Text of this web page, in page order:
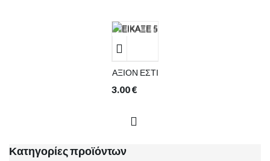
ΑΞΙΟΝ ΕΣΤΙ
3.00€
Κατηγορίες προϊόντων